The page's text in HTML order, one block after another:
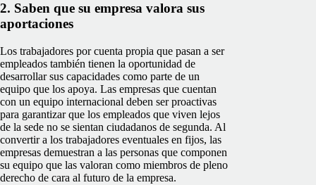
2. Saben que su empresa valora sus
aportaciones
Los trabajadores por cuenta propia que pasan a ser
empleados también tienen la oportunidad de
desarrollar sus capacidades como parte de un
equipo que los apoya. Las empresas que cuentan
con un equipo internacional deben ser proactivas
para garantizar que los empleados que viven lejos
de la sede no se sientan ciudadanos de segunda. Al
convertir a los trabajadores eventuales en fijos, las
empresas demuestran a las personas que componen
su equipo que las valoran como miembros de pleno
derecho de cara al futuro de la empresa.